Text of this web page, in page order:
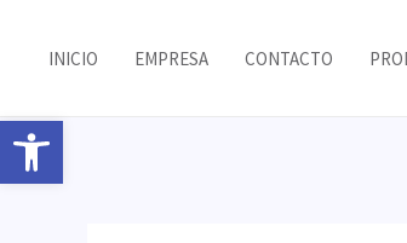
Abrir barra de herramientas
INICIO EMPRESA CONTACTO